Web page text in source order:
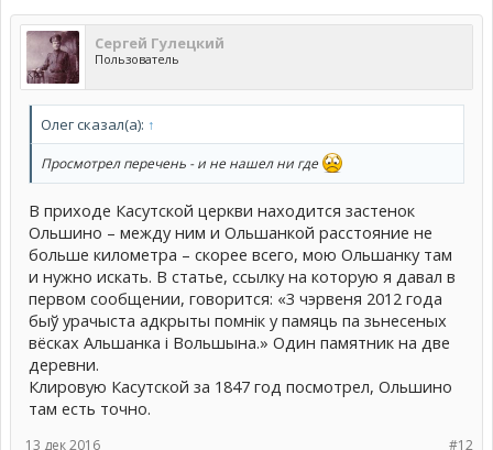
Сергей Гулецкий
Пользователь
Олег сказал(а): ↑
Просмотрел перечень - и не нашел ни где
В приходе Касутской церкви находится застенок
Ольшино – между ним и Ольшанкой расстояние не
больше километра – скорее всего, мою Ольшанку там
и нужно искать. В статье, ссылку на которую я давал в
первом сообщении, говорится: «3 чэрвеня 2012 года
быў урачыста адкрыты помнік у памяць па зьнесеных
вёсках Альшанка і Вольшына.» Один памятник на две
деревни.
Клировую Касутской за 1847 год посмотрел, Ольшино
там есть точно.
#12
13 дек 2016